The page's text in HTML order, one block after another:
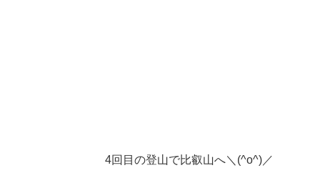
4回目の登山で比叡山へ＼(^o^)／